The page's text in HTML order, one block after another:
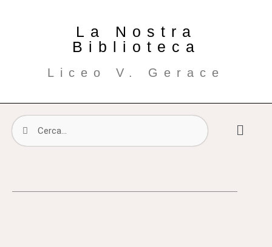
La Nostra
Biblioteca
Liceo V. Gerace